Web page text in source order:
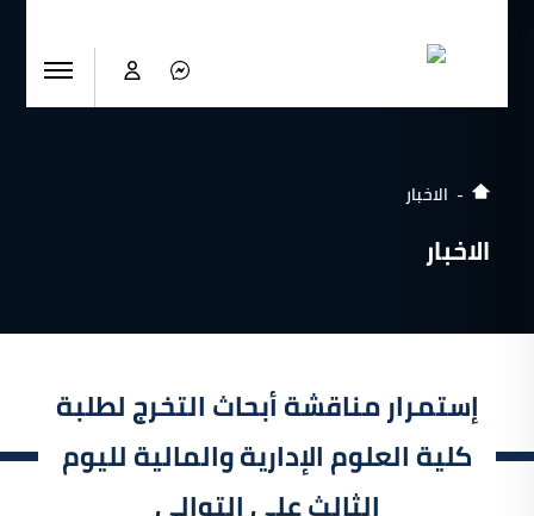
الاخبار
الاخبار
إستمرار مناقشة أبحاث التخرج لطلبة
كلية العلوم الإدارية والمالية لليوم